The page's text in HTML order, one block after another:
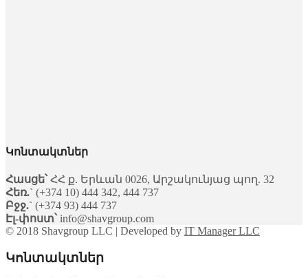
Կոնտակտներ
Հասցե՝ՀՀ ք. Երևան 0026, Արշակունյաց պող. 32
Հեռ.` (+374 10) 444 342, 444 737
Բջջ.` (+374 93) 444 737
Էլ-փոստ՝info@shavgroup.com
© 2018 Shavgroup LLC | Developed by IT Manager LLC
Կոնտակտներ